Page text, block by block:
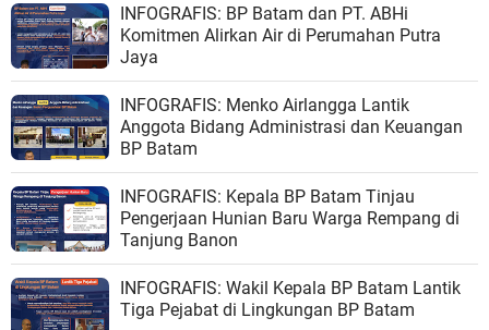
INFOGRAFIS: BP Batam dan PT. ABHi
Komitmen Alirkan Air di Perumahan Putra
Jaya
INFOGRAFIS: Menko Airlangga Lantik
Anggota Bidang Administrasi dan Keuangan
BP Batam
INFOGRAFIS: Kepala BP Batam Tinjau
Pengerjaan Hunian Baru Warga Rempang di
Tanjung Banon
INFOGRAFIS: Wakil Kepala BP Batam Lantik
Tiga Pejabat di Lingkungan BP Batam